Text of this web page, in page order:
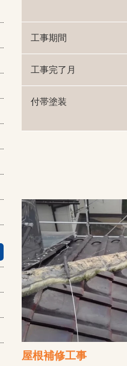
工事期間
工事完了月
付帯塗装
屋根補修工事